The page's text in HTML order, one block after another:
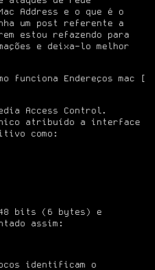
Address e o que é o
um post referente a
estou refazendo para
e deixa-lo melhor
Access Control.
atribuído a interface
como:
48 bits (6 bytes) e
assim:
identificam o